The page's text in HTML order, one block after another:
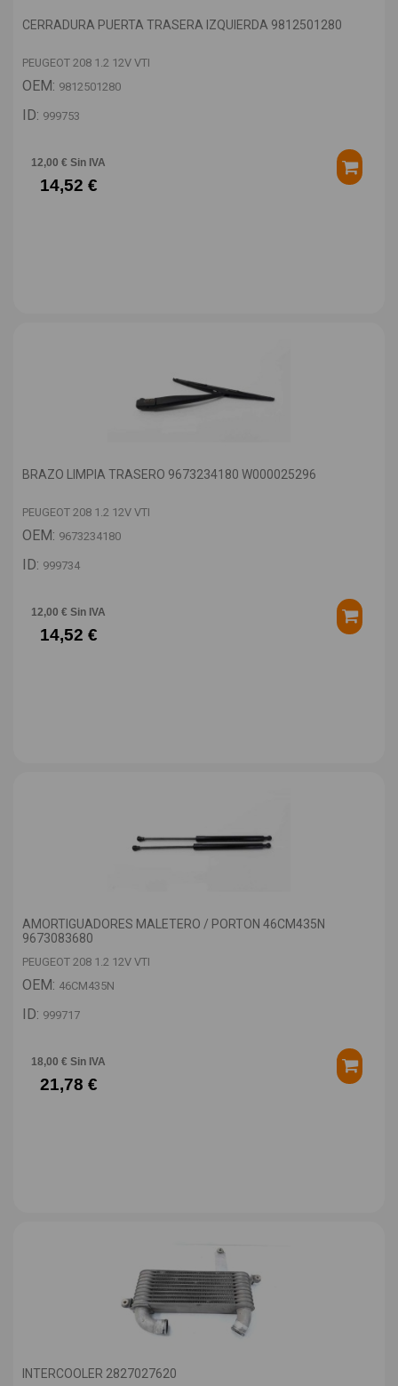
CERRADURA PUERTA TRASERA IZQUIERDA 9812501280
PEUGEOT 208 1.2 12V VTI
OEM: 9812501280
ID: 999753
12,00 € Sin IVA
14,52 €
BRAZO LIMPIA TRASERO 9673234180 W000025296
PEUGEOT 208 1.2 12V VTI
OEM: 9673234180
ID: 999734
12,00 € Sin IVA
14,52 €
AMORTIGUADORES MALETERO / PORTON 46CM435N
9673083680
PEUGEOT 208 1.2 12V VTI
OEM: 46CM435N
ID: 999717
18,00 € Sin IVA
21,78 €
INTERCOOLER 2827027620